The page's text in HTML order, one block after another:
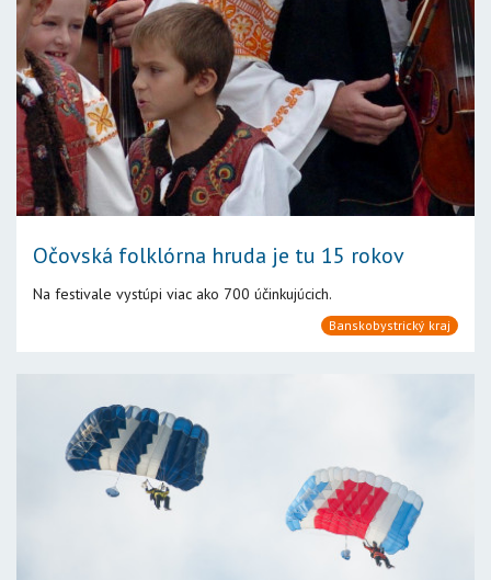
Očovská folklórna hruda je tu 15 rokov
Na festivale vystúpi viac ako 700 účinkujúcich.
Banskobystrický kraj